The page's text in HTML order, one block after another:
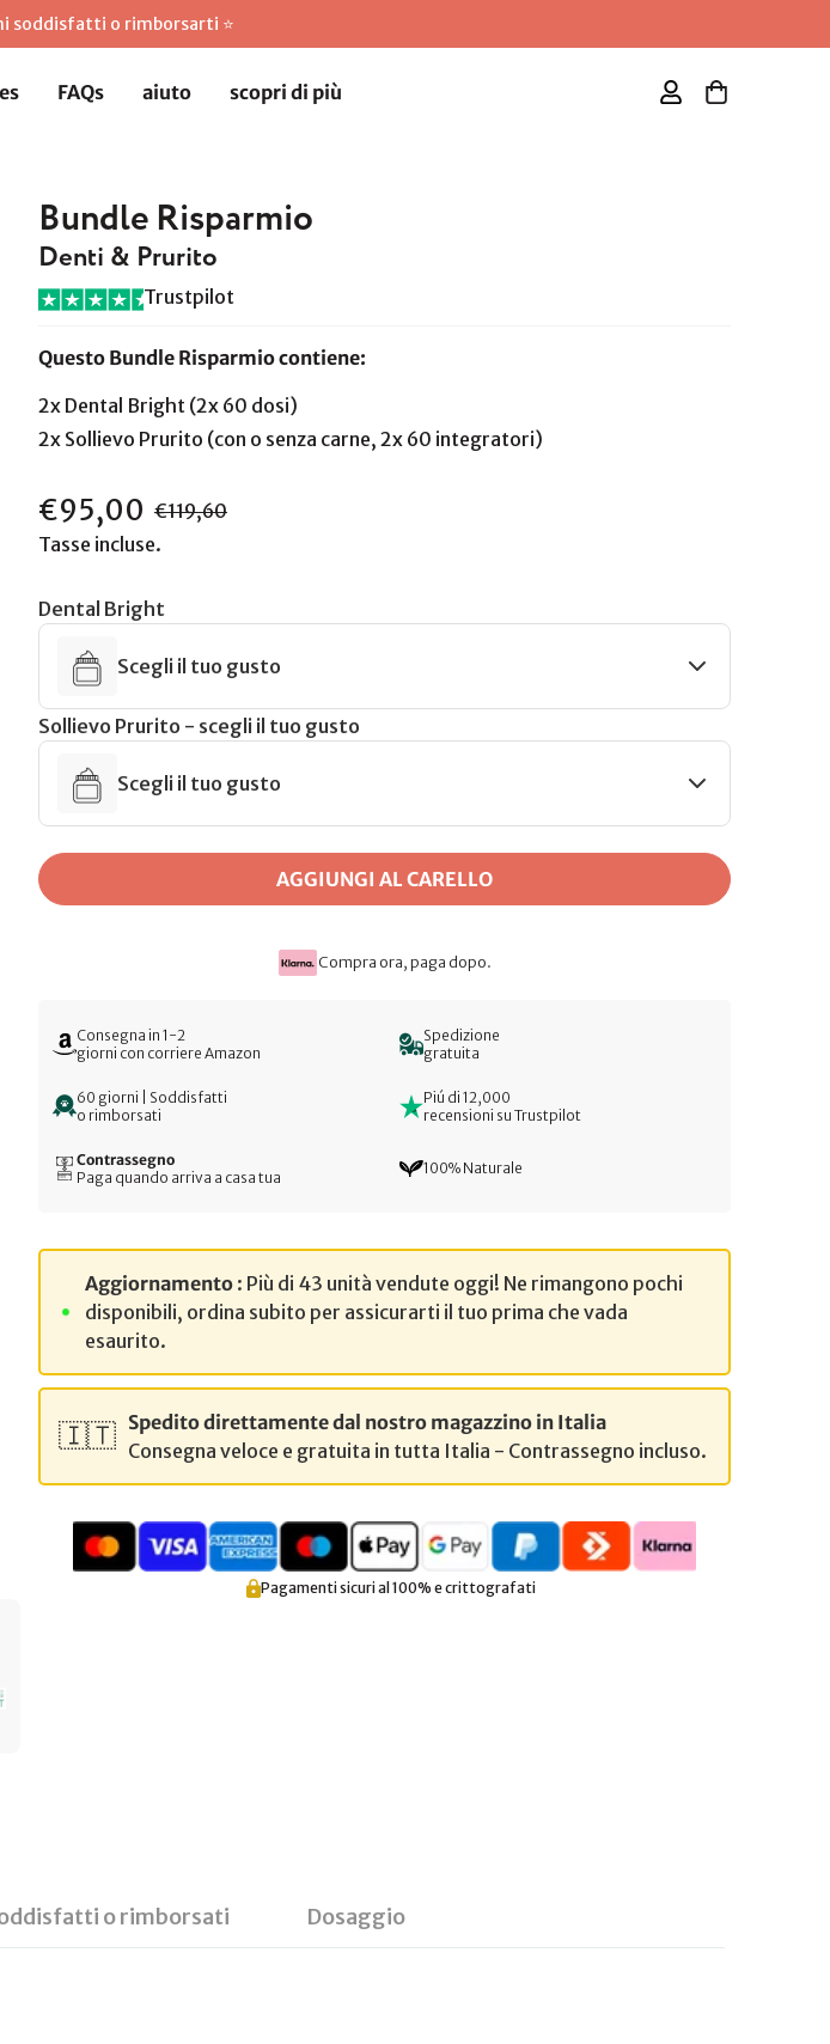
soddisfatti o rimborsarti ⭐
FAQs aiuto scopri di più
FAQs aiuto scopri di più
Bundle Risparmio
Denti & Prurito
Trustpilot
Questo Bundle Risparmio contiene:
2x Dental Bright (2x 60 dosi)
2x Sollievo Prurito (con o senza carne, 2x 60 integratori)
Prezzo
di
€95,00
Prezzo
normale
€119,60
Tasse incluse.
Dental Bright
Scegli il tuo gusto
Sollievo Prurito - scegli il tuo gusto
Scegli il tuo gusto
AGGIUNGI AL CARELLO
Compra ora, paga dopo.
Consegna in 1-2
giorni con corriere Amazon
Spedizione
gratuita
60 giorni | Soddisfatti
o rimborsati
Piú di 12,000
recensioni su Trustpilot
Contrassegno
Paga quando arriva a casa tua
100% Naturale
Aggiornamento : Più di 43 unità vendute oggi! Ne rimangono pochi
disponibili, ordina subito per assicurarti il tuo prima che vada
esaurito.
🇮🇹 Spedito direttamente dal nostro magazzino in Italia
Consegna veloce e gratuita in tutta Italia - Contrassegno incluso.
Pagamenti sicuri al 100% e crittografati
o rimborsati Dosaggio